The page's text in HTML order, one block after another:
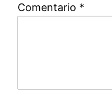
Comentario *